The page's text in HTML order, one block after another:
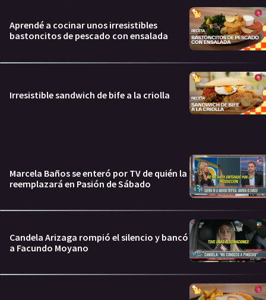
Aprendé a cocinar unos irresistibles
bastoncitos de pescado con ensalada
Irresistible sandwich de bife a la criolla
Marcela Baños se enteró por TV de quién la
reemplazará en Pasión de Sábado
Candela Arizaga rompió el silencio y bancó
a Facundo Moyano